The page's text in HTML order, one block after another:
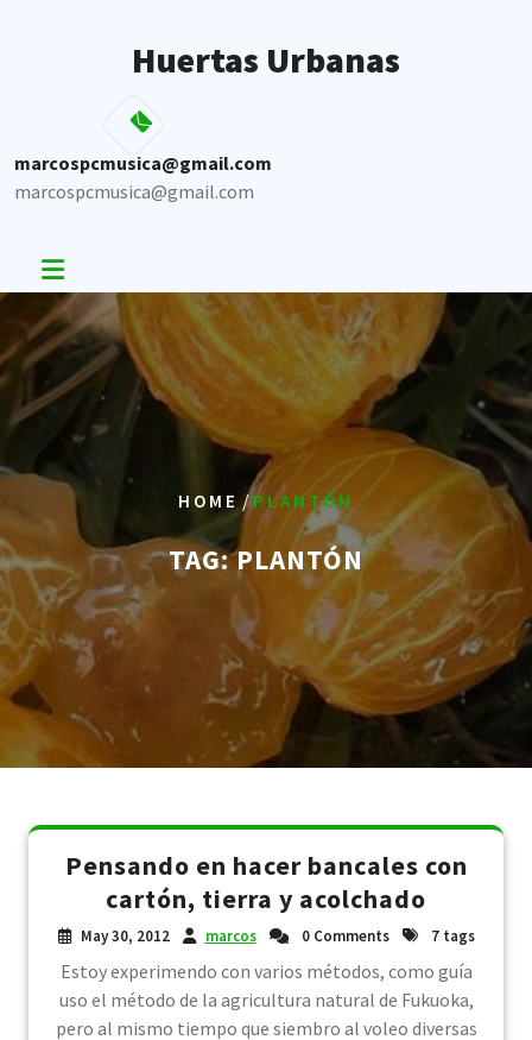
Huertas Urbanas
marcospcmusica@gmail.com
marcospcmusica@gmail.com
HOME /PLANTÓN
TAG:PLANTÓN
Pensando en hacer bancales con
cartón, tierra y acolchado
May 30, 2012 marcos 0 Comments 7 tags
Estoy experimendo con varios métodos, como guía
uso el método de la agricultura natural de Fukuoka,
pero al mismo tiempo que siembro al voleo diversas